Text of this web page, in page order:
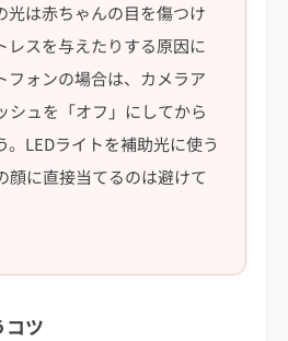
光は赤ちゃんの目を傷つけ
レスを与えたりする原因に
フォンの場合は、カメラア
シュを「オフ」にしてから
LEDライトを補助光に使う
顔に直接当てるのは避けて
コツ